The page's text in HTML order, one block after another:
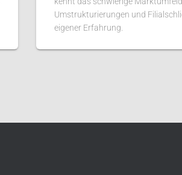
Umstrukturierungen und
eigener Erfahrung.